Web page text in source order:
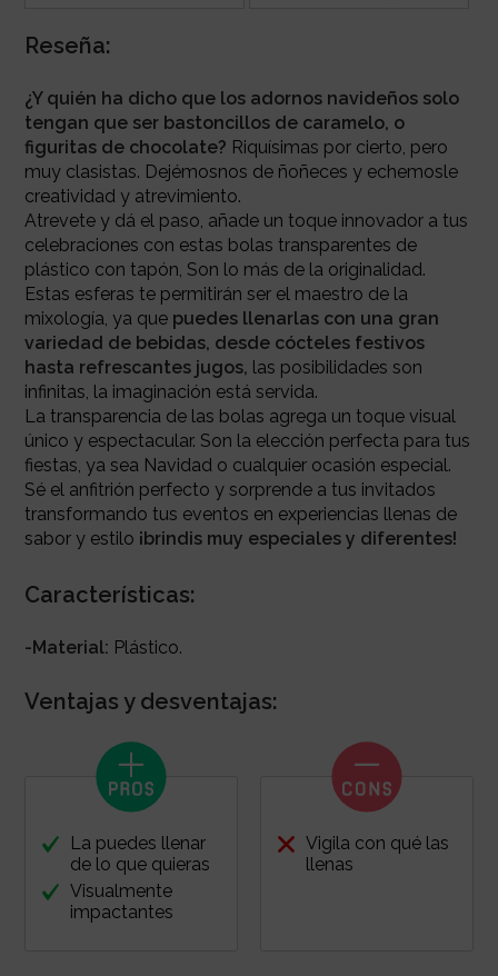
Reseña:
¿Y quién ha dicho que los adornos navideños solo
tengan que ser bastoncillos de caramelo, o
figuritas de chocolate? Riquísimas por cierto, pero
muy clasistas. Dejémosnos de ñoñeces y echemosle
creatividad y atrevimiento.
Atrevete y dá el paso, añade un toque innovador a tus
celebraciones con estas bolas transparentes de
plástico con tapón, Son lo más de la originalidad.
Estas esferas te permitirán ser el maestro de la
mixología, ya que puedes llenarlas con una gran
variedad de bebidas, desde cócteles festivos
hasta refrescantes jugos, las posibilidades son
infinitas, la imaginación está servida.
La transparencia de las bolas agrega un toque visual
único y espectacular. Son la elección perfecta para tus
fiestas, ya sea Navidad o cualquier ocasión especial.
Sé el anfitrión perfecto y sorprende a tus invitados
transformando tus eventos en experiencias llenas de
sabor y estilo ¡brindis muy especiales y diferentes!
Características:
-Material: Plástico.
Ventajas y desventajas:
La puedes llenar
de lo que quieras
Visualmente
impactantes
Vigila con qué las
llenas